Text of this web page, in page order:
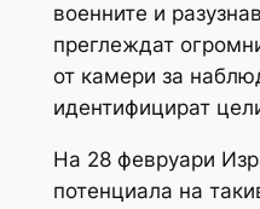
военните и
преглеждат
от камери за
идентифицират
На 28 февруари
потенциала на